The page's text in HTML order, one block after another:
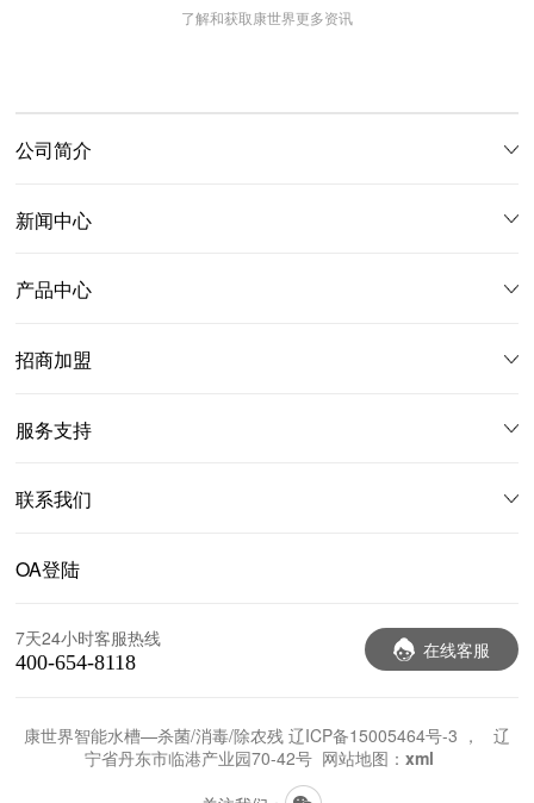
了解和获取康世界更多资讯
公司简介
新闻中心
产品中心
招商加盟
服务支持
联系我们
OA登陆
7天24小时客服热线
400-654-8118
在线客服
康世界智能水槽—杀菌/消毒/除农残 辽ICP备15005464号-3 ， 辽
宁省丹东市临港产业园70-42号 网站地图：xml